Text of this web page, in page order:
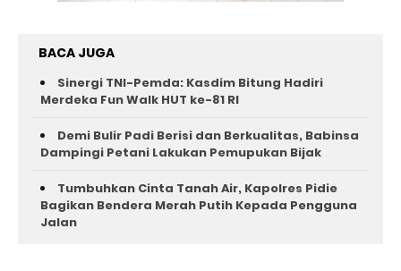
BACA JUGA
Sinergi TNI-Pemda: Kasdim Bitung Hadiri
Merdeka Fun Walk HUT ke-81 RI
Demi Bulir Padi Berisi dan Berkualitas, Babinsa
Dampingi Petani Lakukan Pemupukan Bijak
Tumbuhkan Cinta Tanah Air, Kapolres Pidie
Bagikan Bendera Merah Putih Kepada Pengguna
Jalan ‎